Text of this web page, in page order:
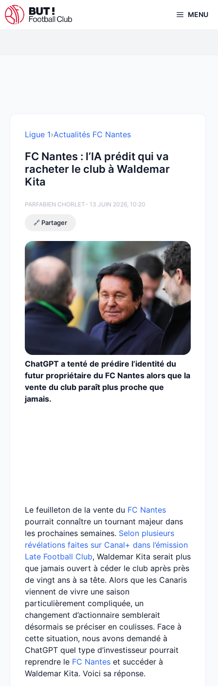
Aller
au
MENU
Ligue 1›Actualités FC Nantes
FC Nantes : l’IA prédit qui va
racheter le club à Waldemar
Kita
PARFABIEN CHORLET- 13 JUIN 2026, 10:20
🔗 Partager
ChatGPT a tenté de prédire l’identité du
futur propriétaire du FC Nantes alors que la
vente du club paraît plus proche que
jamais.
Le feuilleton de la vente du FC Nantes
pourrait connaître un tournant majeur dans
les prochaines semaines. Selon plusieurs
révélations faites sur Canal+ dans l’émission
Late Football Club, Waldemar Kita serait plus
que jamais ouvert à céder le club après près
de vingt ans à sa tête. Alors que les Canaris
viennent de vivre une saison
particulièrement compliquée, un
changement d’actionnaire semblerait
désormais se préciser en coulisses. Face à
cette situation, nous avons demandé à
ChatGPT quel type d’investisseur pourrait
reprendre le FC Nantes et succéder à
Waldemar Kita. Voici sa réponse.